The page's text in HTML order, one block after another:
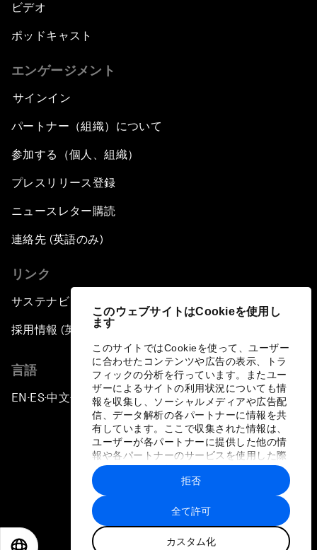
このウェブサイトはCookieを使用し
ます
このサイトではCookieを使って、ユーザー
に合わせたコンテンツや広告の表示、トラ
フィックの分析を行っています。またユー
ザーによるサイトの利用状況についても情
報を収集し、ソーシャルメディアや広告配
信、データ解析の各パートナーに情報を共
有しています。ここで収集された情報は、
ユーザーが各パートナーに提供した他の情
報や各パートナーのサービスを使用した際
に収集された情報と組み合わされ、各パー
トナーによって使用されることがありま
す。
全て許可
カスタム化
拒否
ビデオ
ポッドキャスト
エンゲージメント
サインイン
パートナー（組織）について
参加する（個人、組織）
プレスリリース登録
ニュースレター購読
連絡先 (英語のみ)
リンク
サステナビリティへの取り組み
採用情報 (英語のみ)
言語
EN ▪ ES▪中文▪ 日本語
プライバシーポリシーと利用規約
サイトマップ
©
世界経済フォーラム